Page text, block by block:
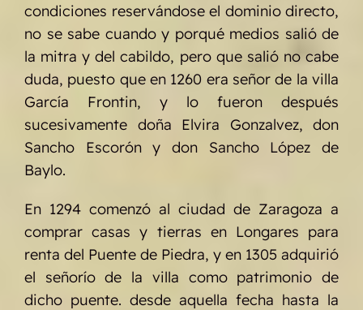
condiciones reservándose el dominio directo,
no se sabe cuando y porqué medios salió de
la mitra y del cabildo, pero que salió no cabe
duda, puesto que en 1260 era señor de la villa
García Frontin, y lo fueron después
sucesivamente doña Elvira Gonzalvez, don
Sancho Escorón y don Sancho López de
Baylo.
En 1294 comenzó al ciudad de Zaragoza a
comprar casas y tierras en Longares para
renta del Puente de Piedra, y en 1305 adquirió
el señorío de la villa como patrimonio de
dicho puente. desde aquella fecha hasta la